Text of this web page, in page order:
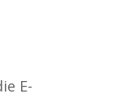
E-